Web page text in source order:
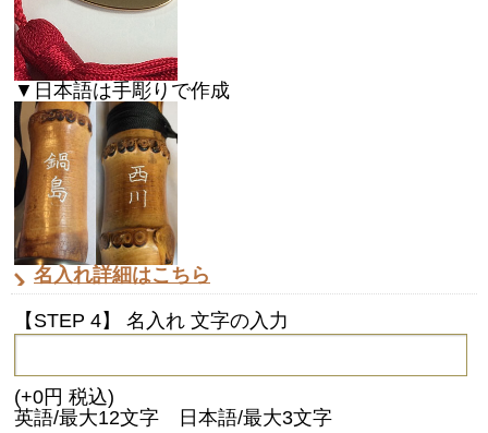
▼日本語は手彫りで作成
名入れ詳細はこちら
【STEP 4】 名入れ 文字の入力
(+0円 税込)
英語/最大12文字 日本語/最大3文字